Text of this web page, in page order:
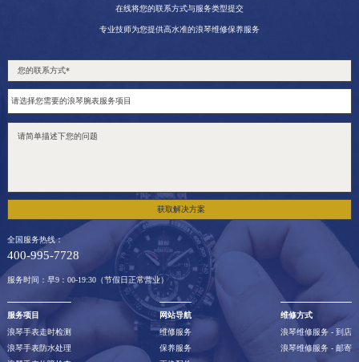
在线将您的联系方式与服务类型提交
专业技师为您提供高水准的浪琴维修保养服务
获取解决方案
全国服务热线：
400-995-7728
服务时间：早9：00-19:30（节假日正常营业）
服务项目
浪琴手表走时检测
浪琴手表防水处理
网站导航
维修服务
保养服务
维修方式
浪琴维修服务 - 到店
浪琴维修服务 - 邮寄